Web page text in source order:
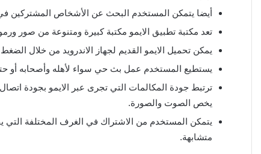
أيضا يتمكن المستخدم البحث عن الأشخاص المشتركين
تعد مكتبة تطبيق الايمو مكتبة كبيرة ومتنوعة من صور
يمكن تحميل الايمو القديم لجهاز الاندرويد من خلال الضغط
يستطيع المستخدم عمل بث حي سواء لأهله وأصحابه أو
ترتبط جودة المكالمات التي تجرى عبر الايمو بجودة
يخص الصوت والصورة.
يتمكن المستخدم من الاشتراك في الغرف المختلفة التي
متشابهة.